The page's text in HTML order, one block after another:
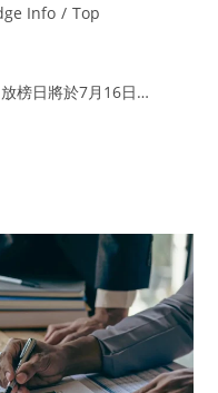
Info / Top
榜日將於7月16日…